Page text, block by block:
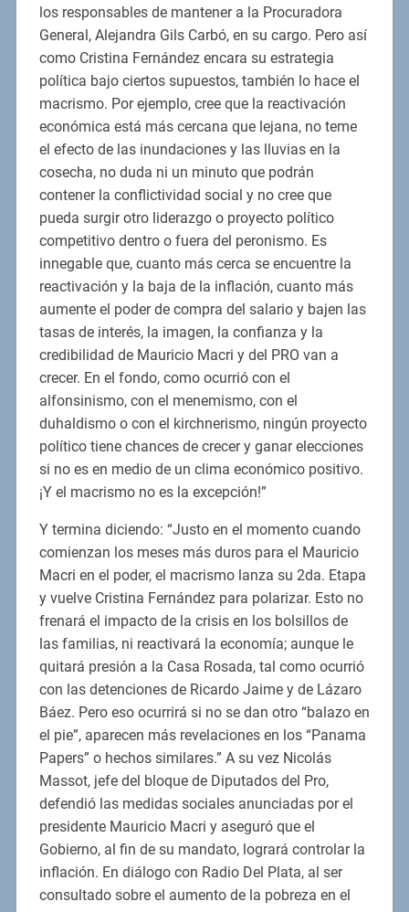
los responsables de mantener a la Procuradora
General, Alejandra Gils Carbó, en su cargo. Pero así
como Cristina Fernández encara su estrategia
política bajo ciertos supuestos, también lo hace el
macrismo. Por ejemplo, cree que la reactivación
económica está más cercana que lejana, no teme
el efecto de las inundaciones y las lluvias en la
cosecha, no duda ni un minuto que podrán
contener la conflictividad social y no cree que
pueda surgir otro liderazgo o proyecto político
competitivo dentro o fuera del peronismo. Es
innegable que, cuanto más cerca se encuentre la
reactivación y la baja de la inflación, cuanto más
aumente el poder de compra del salario y bajen las
tasas de interés, la imagen, la confianza y la
credibilidad de Mauricio Macri y del PRO van a
crecer. En el fondo, como ocurrió con el
alfonsinismo, con el menemismo, con el
duhaldismo o con el kirchnerismo, ningún proyecto
político tiene chances de crecer y ganar elecciones
si no es en medio de un clima económico positivo.
¡Y el macrismo no es la excepción!”
Y termina diciendo: “Justo en el momento cuando
comienzan los meses más duros para el Mauricio
Macri en el poder, el macrismo lanza su 2da. Etapa
y vuelve Cristina Fernández para polarizar. Esto no
frenará el impacto de la crisis en los bolsillos de
las familias, ni reactivará la economía; aunque le
quitará presión a la Casa Rosada, tal como ocurrió
con las detenciones de Ricardo Jaime y de Lázaro
Báez. Pero eso ocurrirá si no se dan otro “balazo en
el pie”, aparecen más revelaciones en los “Panama
Papers” o hechos similares.” A su vez Nicolás
Massot, jefe del bloque de Diputados del Pro,
defendió las medidas sociales anunciadas por el
presidente Mauricio Macri y aseguró que el
Gobierno, al fin de su mandato, logrará controlar la
inflación. En diálogo con Radio Del Plata, al ser
consultado sobre el aumento de la pobreza en el